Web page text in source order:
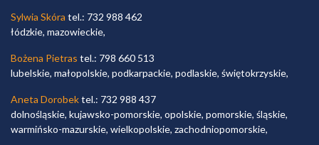
Sylwia Skóra tel.: 732 988 462
łódzkie, mazowieckie,
Bożena Pietras tel.: 798 660 513
lubelskie, małopolskie, podkarpackie, podlaskie, świętokrzyskie,
Aneta Dorobektel.: 732 988 437
dolnośląskie, kujawsko-pomorskie, opolskie, pomorskie, śląskie,
warmińsko-mazurskie, wielkopolskie, zachodniopomorskie,